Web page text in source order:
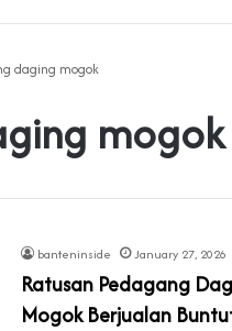
daging mogok
mogok
banteninside January 27, 2026
Ratusan Pedagang
Mogok Berjualan